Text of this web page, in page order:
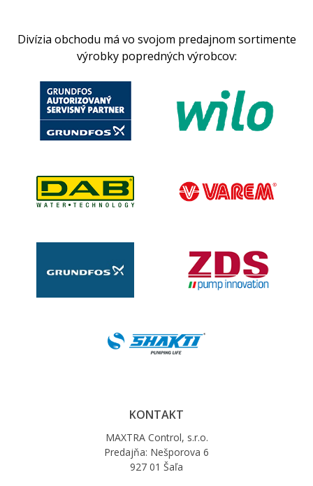
Divízia obchodu má vo svojom predajnom sortimente
výrobky popredných výrobcov:
KONTAKT
MAXTRA Control, s.r.o.
Predajňa: Nešporova 6
927 01 Šaľa